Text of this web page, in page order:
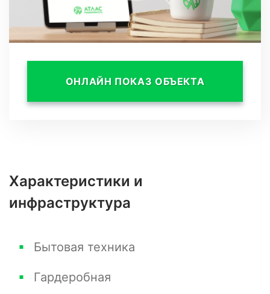
ОНЛАЙН ПОКАЗ ОБЪЕКТА
Характеристики и
инфраструктура
Бытовая техника
Гардеробная